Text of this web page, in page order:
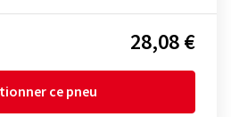
28,08 €
ce pneu